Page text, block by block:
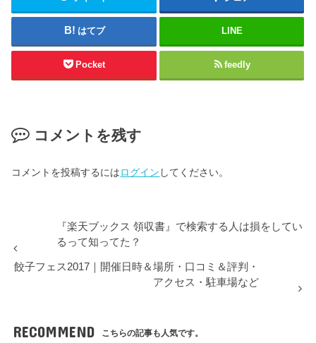
はてブ LINE
Pocket feedly
コメントを残す
コメントを投稿するにはログイン してください。
『楽天ブックス 領収書』で検索する人は損をしてい
るって知ってた？
餃子フェス2017｜開催日時＆場所・口コミ＆評判・
アクセス・駐車場など
RECOMMEND こちらの記事も人気です。